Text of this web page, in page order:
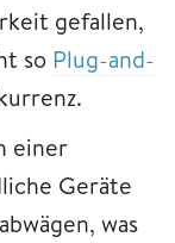
gefallen,
so Plug-and-
einer
Geräte
was